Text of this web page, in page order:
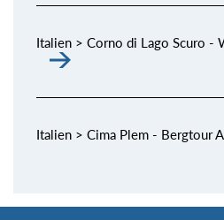
Italien > Corno di Lago Scuro -
Italien > Cima Plem - Bergtour